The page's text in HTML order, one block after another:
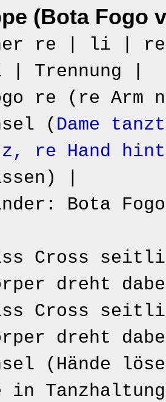
(Bota Fogo
re | li | re
Trennung |
re (re Arm
( Dame
re Hand
|
Bota
Cross
dreht
Cross
dreht
(Hände
in